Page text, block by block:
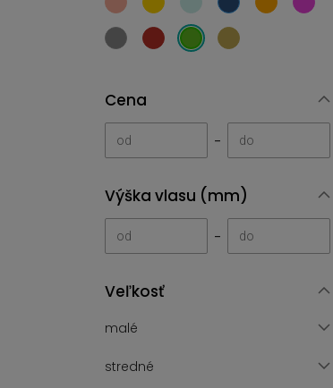
Cena
-
Výška vlasu (mm)
-
Veľkosť
malé
stredné